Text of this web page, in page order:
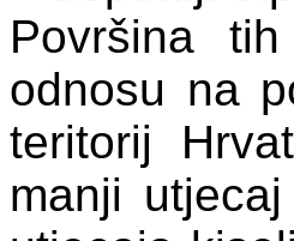
Površina
odnosu na
teritorij
manji